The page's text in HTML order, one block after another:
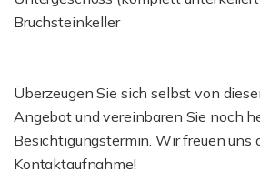
Bruchsteinkeller
Überzeugen Sie sich selbst von
Angebot und vereinbaren Sie noch
Besichtigungstermin. Wir freuen uns
Kontaktaufnahme!